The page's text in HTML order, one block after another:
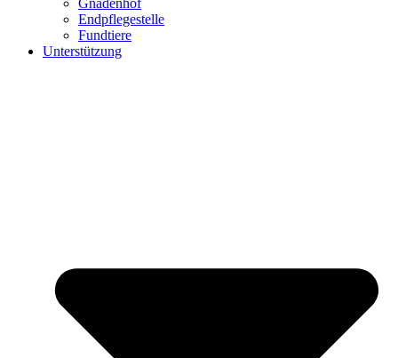
Endpflegestelle
Fundtiere
Unterstützung